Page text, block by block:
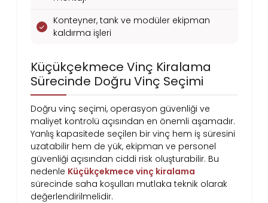
Konteyner, tank ve modüler ekipman
kaldırma işleri
Küçükçekmece Vinç Kiralama
Sürecinde Doğru Vinç Seçimi
Doğru vinç seçimi, operasyon güvenliği ve
maliyet kontrolü açısından en önemli aşamadır.
Yanlış kapasitede seçilen bir vinç hem iş süresini
uzatabilir hem de yük, ekipman ve personel
güvenliği açısından ciddi risk oluşturabilir. Bu
nedenle Küçükçekmece vinç kiralama
sürecinde saha koşulları mutlaka teknik olarak
değerlendirilmelidir.